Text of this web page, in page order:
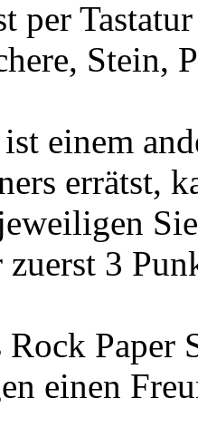
per
Stein,
einem
errätst,
3
Paper
einen